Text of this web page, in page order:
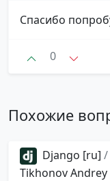
Спасибо
0
Похожие
Django [ru] /
Tikhonov Andrey